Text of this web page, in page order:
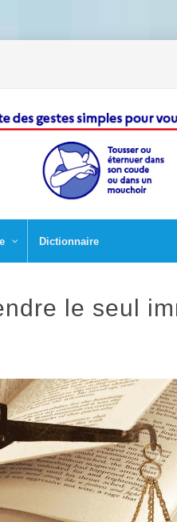
Dictionnaire
le seul